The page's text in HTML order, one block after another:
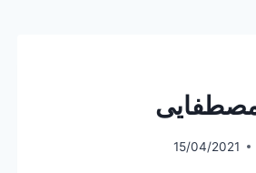
مصطفایی
15/04/2021